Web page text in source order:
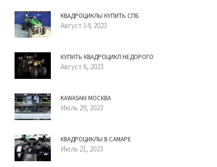
КВАДРОЦИКЛЫ КУПИТЬ СПБ
Август 14, 2023
КУПИТЬ КВАДРОЦИКЛ НЕДОРОГО
Август 6, 2023
KAWASAKI МОСКВА
Июль 29, 2023
КВАДРОЦИКЛЫ В САМАРЕ
Июль 21, 2023